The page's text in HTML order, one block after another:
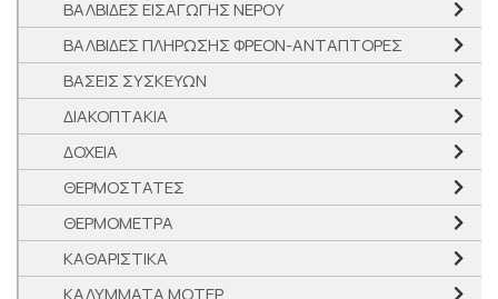
ΒΑΛΒΙΔΕΣ ΕΙΣΑΓΩΓΗΣ ΝΕΡΟΥ
ΒΑΛΒΙΔΕΣ ΠΛΗΡΩΣΗΣ ΦΡΕΟΝ-ΑΝΤΑΠΤΟΡΕΣ
ΒΑΣΕΙΣ ΣΥΣΚΕΥΩΝ
ΔΙΑΚΟΠΤΑΚΙΑ
ΔΟΧΕΙΑ
ΘΕΡΜΟΣΤΑΤΕΣ
ΘΕΡΜΟΜΕΤΡΑ
ΚΑΘΑΡΙΣΤΙΚΑ
ΚΑΛΥΜΜΑΤΑ ΜΟΤΕΡ